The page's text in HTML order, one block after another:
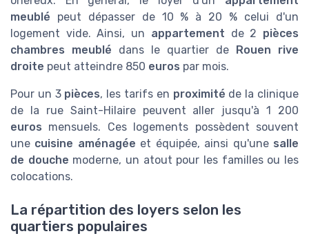
meublé peut dépasser de 10 % à 20 % celui d'un
logement vide. Ainsi, un appartement de 2 pièces
chambres
meublé dans le quartier de Rouen rive
droite peut atteindre 850 euros par mois.
Pour un 3 pièces, les tarifs en proximité de la clinique
de la rue Saint-Hilaire peuvent aller jusqu'à 1 200
euros mensuels. Ces logements possèdent souvent
une cuisine aménagée et équipée, ainsi qu'une salle
de douche moderne, un atout pour les familles ou les
colocations.
La répartition des loyers selon les
quartiers populaires